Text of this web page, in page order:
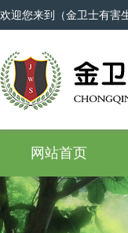
欢迎您来到（金卫士有害
网站首页